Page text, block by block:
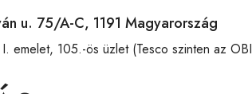
u. 75/A-C, 1191 Magyarország
I. emelet, 105.-ös üzlet (Tesco szinten az OBI